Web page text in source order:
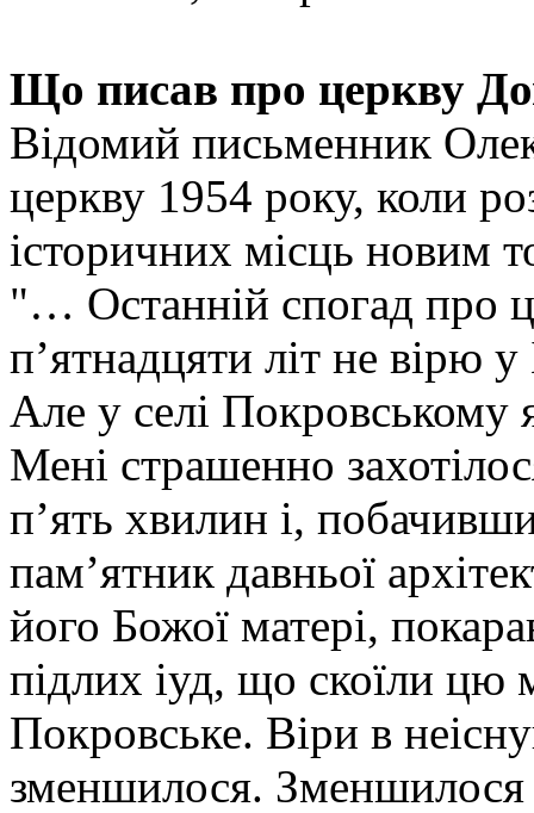
Що писав про церкву
Відомий письменник
церкву 1954 року, коли
історичних місць новим
"… Останній спогад про
п’ятнадцяти літ не вірю у
Але у селі
Мені страшенно
п’ять хвилин і,
пам’ятник давньої
його Божої матері,
підлих іуд, що скоїли
Покровське. Віри в
зменшилося.